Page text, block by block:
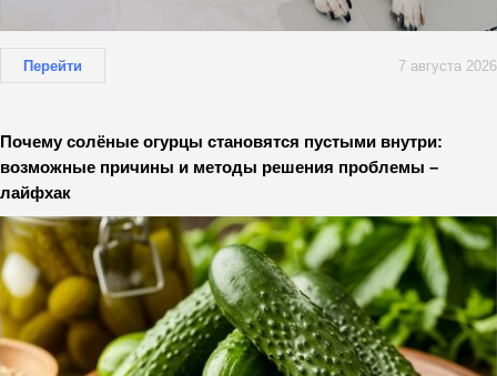
Перейти 7 августа 2026
Почему солёные огурцы становятся пустыми внутри:
возможные причины и методы решения проблемы –
лайфхак